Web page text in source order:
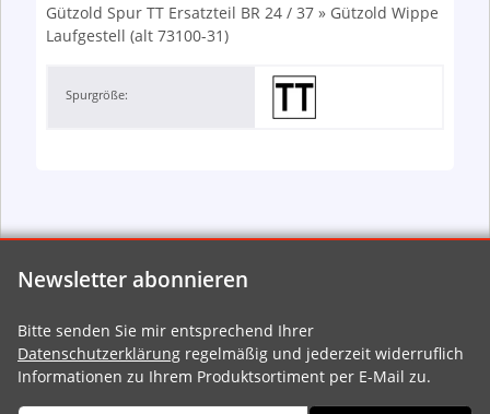
Gützold Spur TT Ersatzteil BR 24 / 37 » Gützold Wippe
Laufgestell (alt 73100-31)
Spurgröße:
Newsletter abonnieren
Bitte senden Sie mir entsprechend Ihrer
Datenschutzerklärung regelmäßig und jederzeit widerruflich
Informationen zu Ihrem Produktsortiment per E-Mail zu.